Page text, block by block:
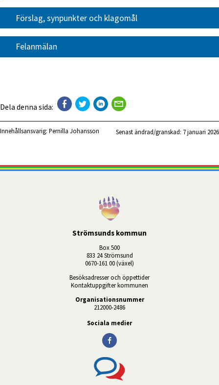
Förslag, synpunkter och klagomål
Felanmälan
Dela denna sida:
Innehållsansvarig: Pernilla Johansson Senast ändrad/granskad: 7 januari 2026
Strömsunds kommun
Box 500
833 24 Strömsund
0670-161 00 (växel)
Besöksadresser och öppettider
Kontaktuppgifter kommunen
Organisationsnummer
212000-2486
Sociala medier